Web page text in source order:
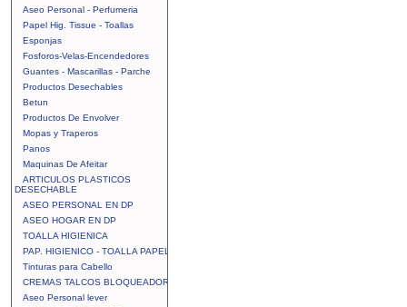
Aseo Personal - Perfumeria
Papel Hig. Tissue - Toallas
Esponjas
Fosforos-Velas-Encendedores
Guantes - Mascarillas - Parche
Productos Desechables
Betun
Productos De Envolver
Mopas y Traperos
Panos
Maquinas De Afeitar
ARTICULOS PLASTICOS
DESECHABLE
ASEO PERSONAL EN DP
ASEO HOGAR EN DP
TOALLA HIGIENICA
PAP. HIGIENICO - TOALLA PAPEL
Tinturas para Cabello
CREMAS TALCOS BLOQUEADOR
Aseo Personal lever